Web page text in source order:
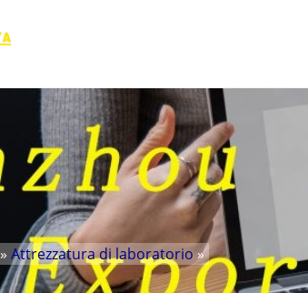
» Attrezzatura di laboratorio»